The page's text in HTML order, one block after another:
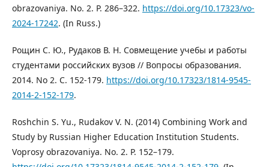
obrazovaniya. No. 2. P. 286–322. https://doi.org/10.17323/vo-
2024-17242. (In Russ.)
Рощин С. Ю., Рудаков В. Н. Совмещение учебы и работы
студентами российских вузов // Вопросы образования.
2014. No 2. С. 152-179. https://doi.org/10.17323/1814-9545-
2014-2-152-179.
Roshchin S. Yu., Rudakov V. N. (2014) Combining Work and
Study by Russian Higher Education Institution Students.
Voprosy obrazovaniya. No. 2. P. 152–179.